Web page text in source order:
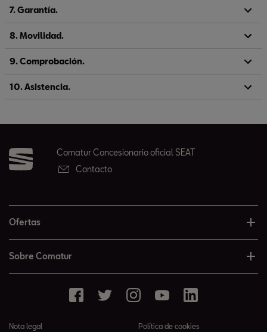
7. Garantía.
8. Movilidad.
9. Comprobación.
10. Asistencia.
Comatur Concesionario oficial SEAT
Contacto
Ofertas
Sobre Comatur
Nota legal Política de cookies